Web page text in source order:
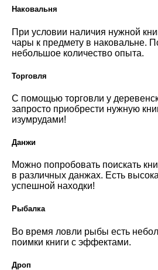
Наковальня
При условии наличия нужной
чары к предмету в наковальне.
небольшое количество опыта.
Торговля
С помощью торговли у
запросто приобрести нужную
изумрудами!
Данжи
Можно попробовать поискать
в различных данжах. Есть
успешной находки!
Рыбалка
Во время ловли рыбы есть
поимки книги с эффектами.
Дроп